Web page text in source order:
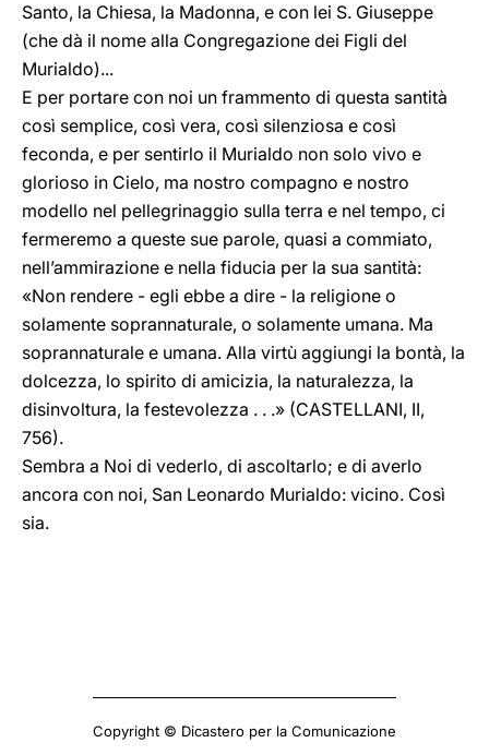
Santo, la Chiesa, la Madonna, e con lei S. Giuseppe
(che dà il nome alla Congregazione dei Figli del
Murialdo)...
E per portare con noi un frammento di questa santità
così semplice, così vera, così silenziosa e così
feconda, e per sentirlo il Murialdo non solo vivo e
glorioso in Cielo, ma nostro compagno e nostro
modello nel pellegrinaggio sulla terra e nel tempo, ci
fermeremo a queste sue parole, quasi a commiato,
nell’ammirazione e nella fiducia per la sua santità:
«Non rendere - egli ebbe a dire - la religione o
solamente soprannaturale, o solamente umana. Ma
soprannaturale e umana. Alla virtù aggiungi la bontà, la
dolcezza, lo spirito di amicizia, la naturalezza, la
disinvoltura, la festevolezza . . .» (CASTELLANI, II,
756).
Sembra a Noi di vederlo, di ascoltarlo; e di averlo
ancora con noi, San Leonardo Murialdo: vicino. Così
sia.
Copyright © Dicastero per la Comunicazione